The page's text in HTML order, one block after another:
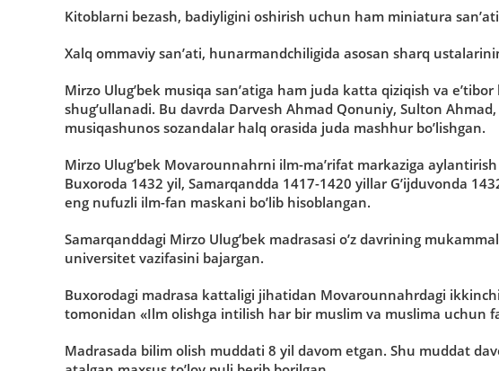
Kitoblarni bezash, badiyligini oshirish uchun ham miniatura
Xalq ommaviy san’ati, hunarmandchiligida asosan sharq
Mirzo Ulug’bek musiqa san’atiga ham juda katta qiziqish va
shug’ullanadi. Bu davrda Darvesh Ahmad Qonuniy, Sulton
musiqashunos sozandalar halq orasida juda mashhur bo’lishgan.
Mirzo Ulug’bek Movarounnahrni ilm-ma’rifat markaziga
Buxoroda 1432 yil, Samarqandda 1417-1420 yillar G’ijduvonda
eng nufuzli ilm-fan maskani bo’lib hisoblangan.
Samarqanddagi Mirzo Ulug’bek madrasasi o’z davrining
universitet vazifasini bajargan.
Buxorodagi madrasa kattaligi jihatidan Movarounnahrdagi
tomonidan «Ilm olishga intilish har bir muslim va muslima uchun
Madrasada bilim olish muddati 8 yil davom etgan. Shu muddat